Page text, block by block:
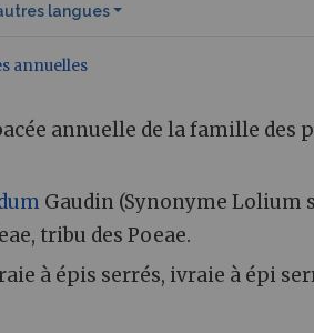
langues
annuelles
annuelle de la famille des
Gaudin (Synonyme Lolium
tribu des Poeae.
à épis serrés, ivraie à épi